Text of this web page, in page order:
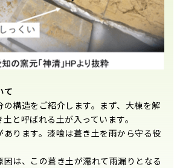
て
構造をご紹介します。まず、大棟を解
と呼ばれる土が入っています。
あります。漆喰は葺き土を雨から守る役
は、この葺き土が濡れて雨漏りとなる